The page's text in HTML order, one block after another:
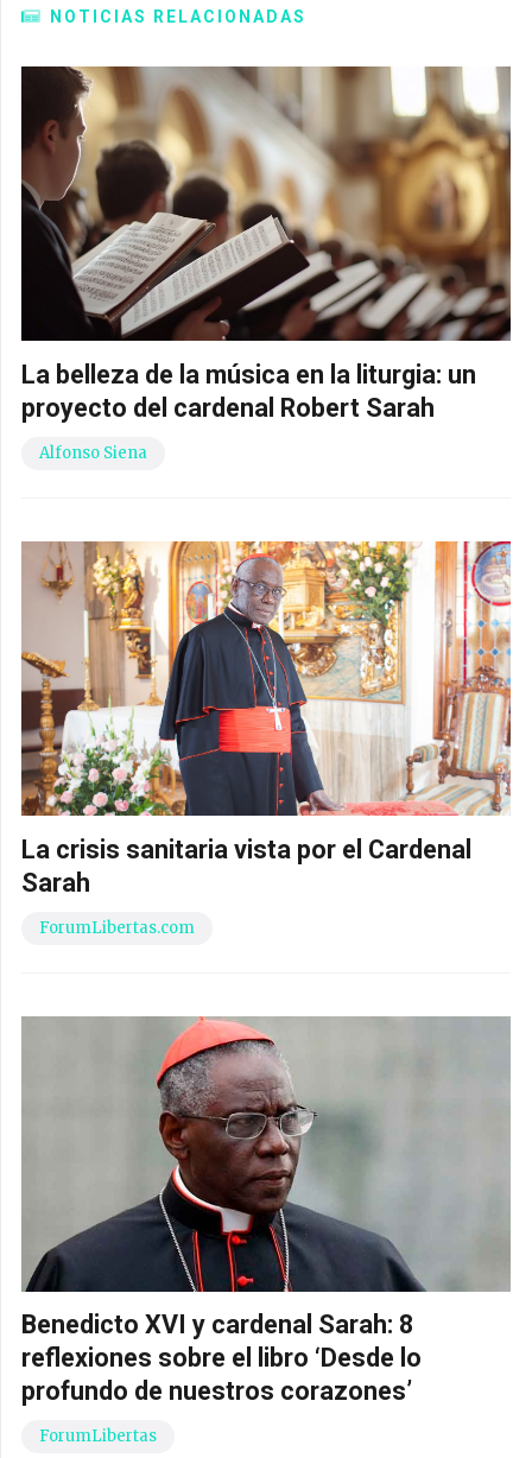
NOTICIAS RELACIONADAS
La belleza de la música en la liturgia: un
proyecto del cardenal Robert Sarah
Alfonso Siena
La crisis sanitaria vista por el Cardenal
Sarah
ForumLibertas.com
Benedicto XVI y cardenal Sarah: 8
reflexiones sobre el libro ‘Desde lo
profundo de nuestros corazones’
ForumLibertas